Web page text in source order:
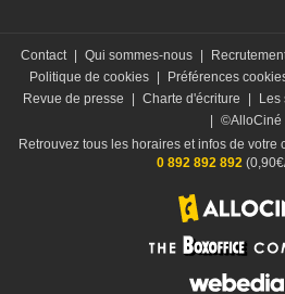
Contact | Qui sommes-nous |
Politique de cookies | Préférences
Revue de presse
| Charte d'écriture | Les
| ©AlloCiné
Retrouvez tous les horaires et infos de votre
0 892 892 892